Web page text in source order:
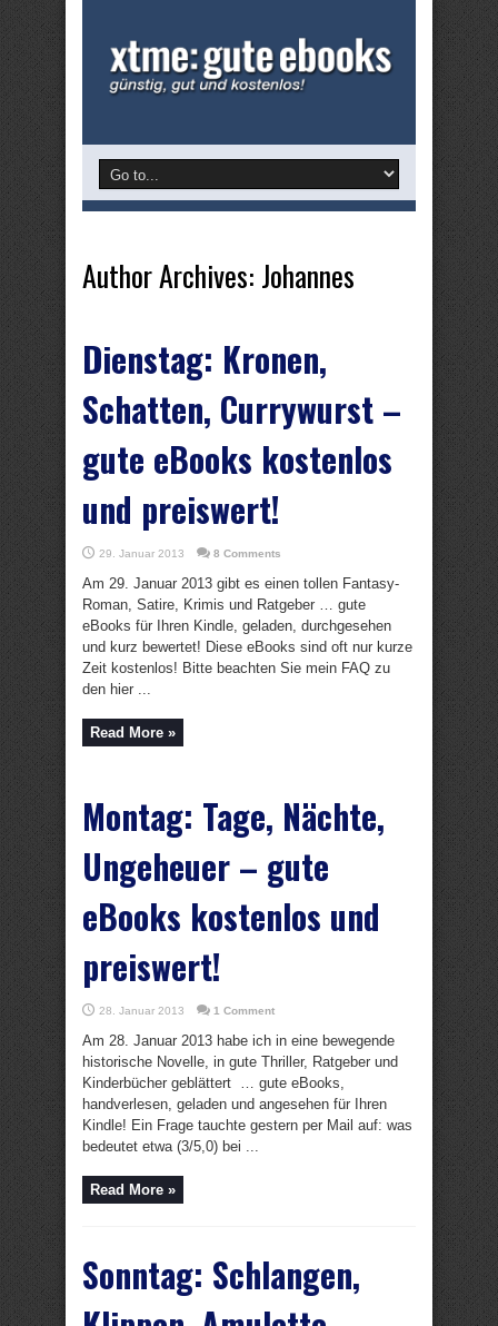
Author Archives: Johannes
Dienstag: Kronen,
Schatten, Currywurst –
gute eBooks kostenlos
und preiswert!
29. Januar 2013 8 Comments
Am 29. Januar 2013 gibt es einen tollen Fantasy-
Roman, Satire, Krimis und Ratgeber … gute
eBooks für Ihren Kindle, geladen, durchgesehen
und kurz bewertet! Diese eBooks sind oft nur kurze
Zeit kostenlos! Bitte beachten Sie mein FAQ zu
den hier ...
Read More »
Montag: Tage, Nächte,
Ungeheuer – gute
eBooks kostenlos und
preiswert!
28. Januar 2013 1 Comment
Am 28. Januar 2013 habe ich in eine bewegende
historische Novelle, in gute Thriller, Ratgeber und
Kinderbücher geblättert … gute eBooks,
handverlesen, geladen und angesehen für Ihren
Kindle! Ein Frage tauchte gestern per Mail auf: was
bedeutet etwa (3/5,0) bei ...
Read More »
Sonntag: Schlangen,